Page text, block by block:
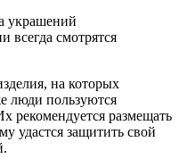
украшений
всегда смотрятся
на которых
люди пользуются
рекомендуется размещать
удастся защитить свой